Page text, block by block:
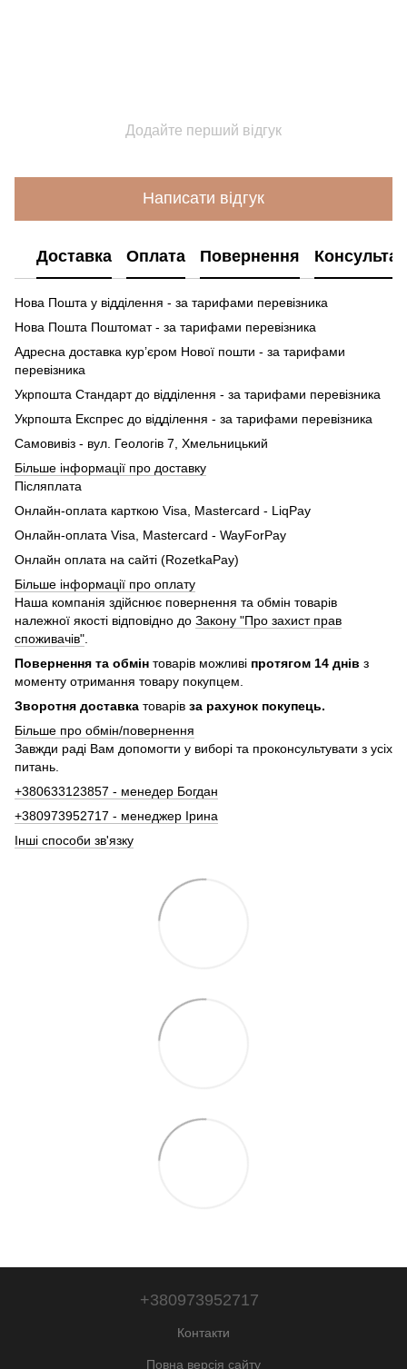
Додайте перший відгук
Написати відгук
Доставка Оплата Повернення
Нова Пошта у відділення - за тарифами перевізника
Нова Пошта Поштомат - за тарифами перевізника
Адресна доставка кур’єром Нової пошти - за тарифами
перевізника
Укрпошта Стандарт до відділення - за тарифами перевізника
Укрпошта Експрес до відділення - за тарифами перевізника
Самовивіз - вул. Геологів 7, Хмельницький
Більше інформації про доставку
Післяплата
Онлайн-оплата карткою Visa, Mastercard - LiqPay
Онлайн-оплата Visa, Mastercard - WayForPay
Онлайн оплата на сайті (RozetkaPay)
Більше інформації про оплату
Наша компанія здійснює повернення та обмін товарів
належної якості відповідно до Закону "Про захист прав
споживачів"
Повернення та обмін товарів можливі протягом 14 днів з
моменту отримання товару покупцем.
Зворотня доставка товарів за рахунок покупець.
Більше про обмін/повернення
Завжди раді Вам допомогти у виборі та проконсультувати з усіх
питань.
+380633123857 - менедер Богдан
+380973952717 - менеджер Ірина
Інші способи зв'язку
+380973952717
Контакти
Повна версія сайту